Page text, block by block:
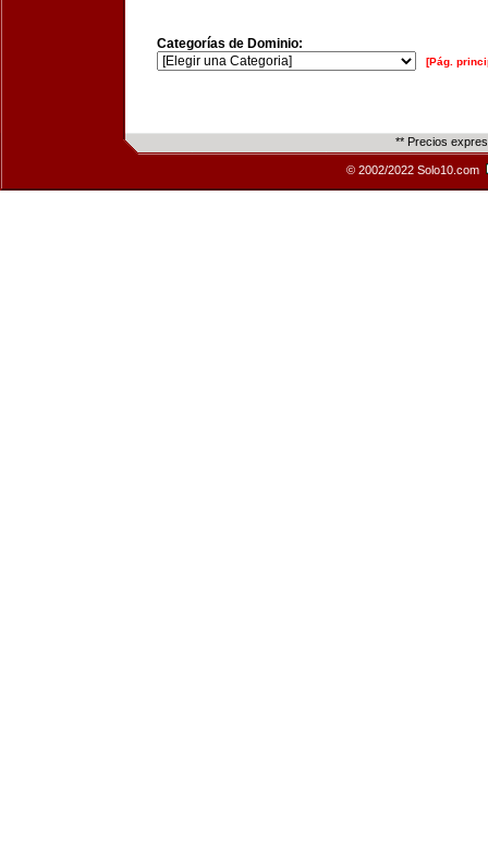
Categorías de Dominio:
[Pág.
** Precios
© 2002/2022 Solo10.com